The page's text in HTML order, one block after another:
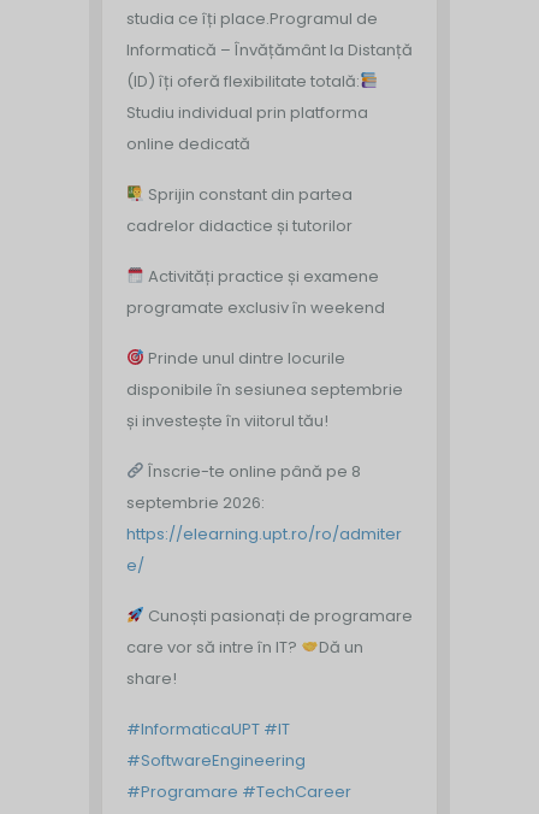
studia ce îți place.Programul de
Informatică – Învățământ la Distanță
(ID) îți oferă flexibilitate totală:
Studiu individual prin platforma
online dedicată
Sprijin constant din partea
cadrelor didactice și tutorilor
Activități practice și examene
programate exclusiv în weekend
Prinde unul dintre locurile
disponibile în sesiunea septembrie
și investește în viitorul tău!
Înscrie-te online până pe 8
septembrie 2026:
https://elearning.upt.ro/ro/admiter
e/
Cunoști pasionați de programare
care vor să intre în IT?
Dă un
share!
#InformaticaUPT #IT
#SoftwareEngineering
#Programare #TechCareer